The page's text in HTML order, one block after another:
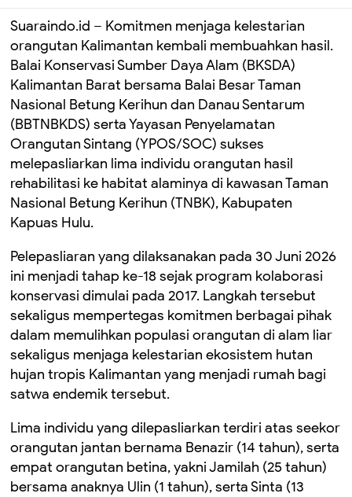
Suaraindo.id – Komitmen menjaga kelestarian
orangutan Kalimantan kembali membuahkan hasil.
Balai Konservasi Sumber Daya Alam (BKSDA)
Kalimantan Barat bersama Balai Besar Taman
Nasional Betung Kerihun dan Danau Sentarum
(BBTNBKDS) serta Yayasan Penyelamatan
Orangutan Sintang (YPOS/SOC) sukses
melepasliarkan lima individu orangutan hasil
rehabilitasi ke habitat alaminya di kawasan Taman
Nasional Betung Kerihun (TNBK), Kabupaten
Kapuas Hulu.
Pelepasliaran yang dilaksanakan pada 30 Juni 2026
ini menjadi tahap ke-18 sejak program kolaborasi
konservasi dimulai pada 2017. Langkah tersebut
sekaligus mempertegas komitmen berbagai pihak
dalam memulihkan populasi orangutan di alam liar
sekaligus menjaga kelestarian ekosistem hutan
hujan tropis Kalimantan yang menjadi rumah bagi
satwa endemik tersebut.
Lima individu yang dilepasliarkan terdiri atas seekor
orangutan jantan bernama Benazir (14 tahun), serta
empat orangutan betina, yakniJamilah (25 tahun)
bersama anaknya Ulin (1 tahun), sertaSinta (13